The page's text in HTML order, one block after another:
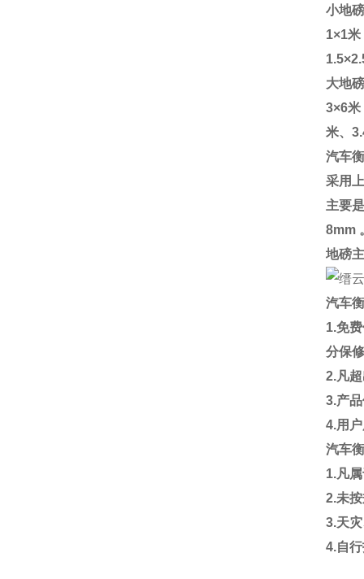
小地
1×1米
1.5×
大地
3×6米
米、
汽车衡
采用
主要
8mm
地磅
汽车衡
1.免
分保
2.凡
3.产
4.用
汽车衡
1.凡
2.未
3.天
4.自